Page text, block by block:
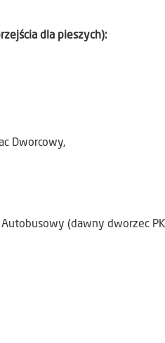
dla pieszych):
Dworcowy,
(dawny dworzec